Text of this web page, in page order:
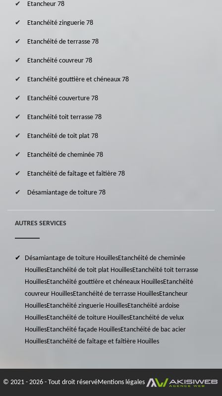
Etancheur 78
Etanchéité zinguerie 78
Etanchéité de terrasse 78
Etanchéité couvreur 78
Etanchéité gouttière et chéneaux 78
Etanchéité couverture 78
Etanchéité toit terrasse 78
Etanchéité de toit plat 78
Etanchéité de cheminée 78
Etanchéité de faîtage et faîtière 78
Désamiantage de toiture 78
AUTRES SERVICES
Désamiantage de toiture HouillesEtanchéité de cheminée
HouillesEtanchéité de toit plat HouillesEtanchéité toit terrasse
HouillesEtanchéité gouttière et chéneaux HouillesEtanchéité
couvreur HouillesEtanchéité de terrasse HouillesEtancheur
HouillesEtanchéité zinguerie HouillesEtanchéité ardoise
HouillesEtanchéité de toiture HouillesEtanchéité de velux
HouillesEtanchéité façade HouillesEtanchéité de bac acier
HouillesEtanchéité de faîtage et faîtière Houilles
© 2021 - 2026 - Tout droit réservéMentions légales